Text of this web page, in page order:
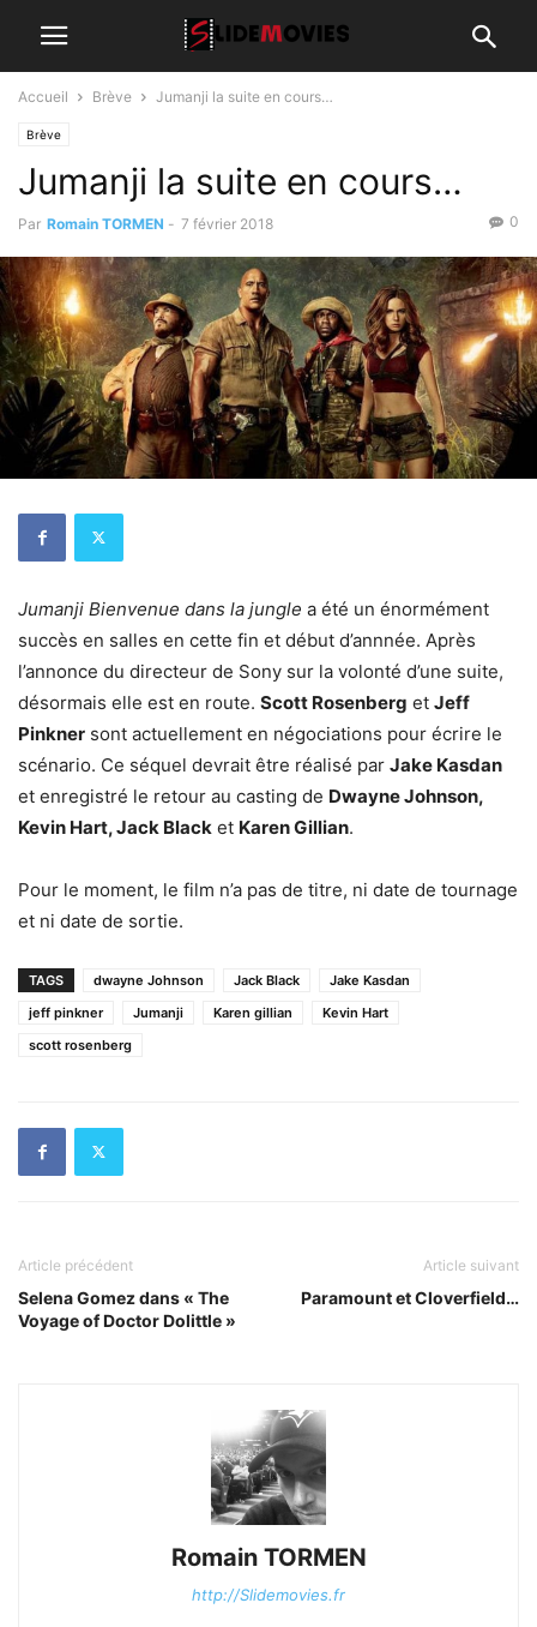
Accueil Brève Jumanji la suite en cours…
Brève
Jumanji la suite en cours…
Par Romain TORMEN - 7 février 2018 0
Jumanji Bienvenue dans la jungle a été un énormément
succès en salles en cette fin et début d’annnée. Après
l’annonce du directeur de Sony sur la volonté d’une suite,
désormais elle est en route. Scott Rosenberg et Jeff
Pinkner sont actuellement en négociations pour écrire le
scénario. Ce séquel devrait être réalisé par Jake Kasdan
et enregistré le retour au casting de Dwayne Johnson,
Kevin Hart, Jack Black et Karen Gillian.
Pour le moment, le film n’a pas de titre, ni date de tournage
et ni date de sortie.
TAGS dwayne Johnson Jack Black
Jake Kasdan
jeff pinkner
Jumanji Karen gillian
Kevin Hart
scott rosenberg
Article précédent
Selena Gomez dans « The
Voyage of Doctor Dolittle »
Article suivant
Paramount et Cloverfield…
Romain TORMEN
http://Slidemovies.fr